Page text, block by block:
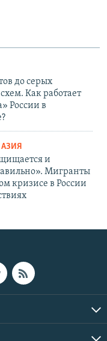
до серых
Как работает
России в
и
Мигранты
кризисе в России